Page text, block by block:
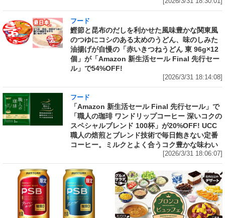
フード
鰹節と昆布のだしを利かせた風味豊かな関東風
のつゆにコシのある太めのうどん、味のしみた
油揚げが自慢の「赤いきつねうどん 東 96g×12
個」が「Amazon 新生活セール Final 先行セー
ル」で54%OFF!
[2026/3/31 18:14:08]
フード
「Amazon 新生活セール Final 先行セール」で
「職人の珈琲 ワンドリップコーヒー 深いコクの
スペシャルブレンド 100杯」が20%OFF! UCC
職人の焙煎とブレンド技術で毎日飽きない定番
コーヒー。ミルクとよく合うコク豊かな味わい
[2026/3/31 18:06:07]